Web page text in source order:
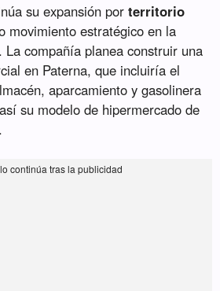
su expansión porterritorio
movimiento estratégico en la
La compañía planea construir una
en Paterna, que incluiría el
aparcamiento y gasolinera
su modelo de hipermercado de